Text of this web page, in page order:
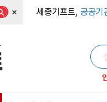
× 세종기프트, 공공기